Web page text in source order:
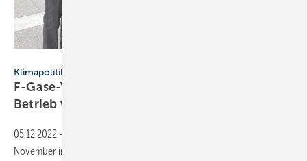
Klimapolitik
F-Gase-Verordnung: Novellierung gefährdet
Betrieb von
05.12.2022 -
November in Bonn getroffen, um Auswirkungen der im Entwurf